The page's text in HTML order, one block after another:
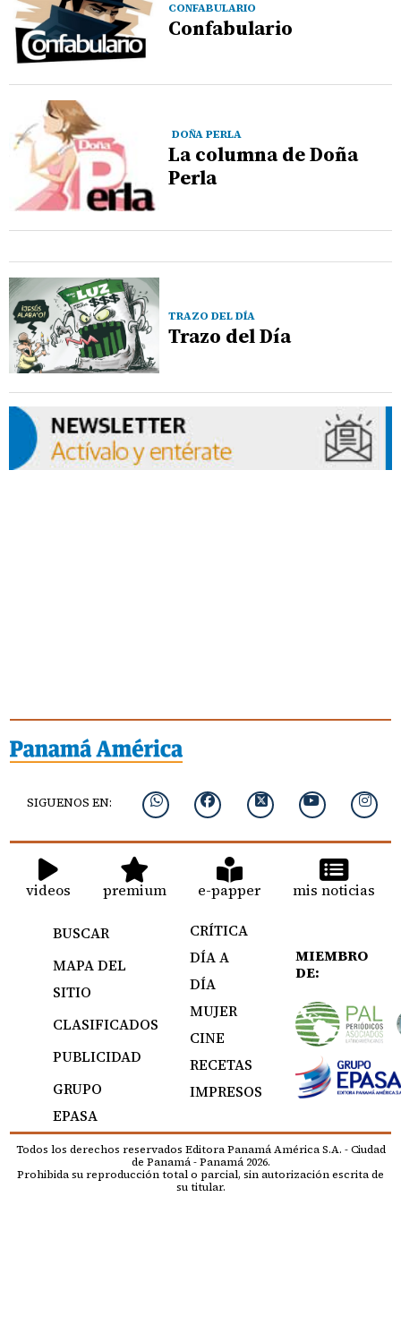
CONFABULARIO
Confabulario
DOÑA PERLA
La columna de Doña
Perla
TRAZO DEL DÍA
Trazo del Día
SIGUENOS EN:
videos premium e-papper mis noticias
BUSCAR
MAPA DEL
SITIO
CLASIFICADOS
PUBLICIDAD
GRUPO
EPASA
CRÍTICA
DÍA A
DÍA
MUJER
CINE
RECETAS
IMPRESOS
MIEMBRO
DE:
Todos los derechos reservados Editora Panamá América S.A. - Ciudad
de Panamá - Panamá 2026.
Prohibida su reproducción total o parcial, sin autorización escrita de
su titular.